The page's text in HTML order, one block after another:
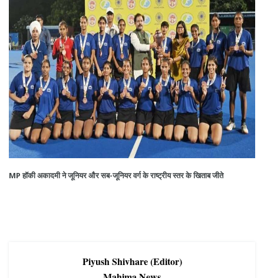
MP हॉकी अकादमी ने जूनियर और सब-जूनियर वर्ग के राष्ट्रीय स्तर के खिताब जीते
Piyush Shivhare (Editor)